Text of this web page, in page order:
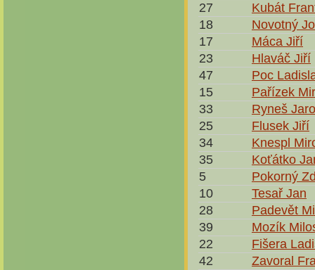
27
Kubát
18
Novotný
17
Máca Jiří
23
Hlaváč Jiří
47
Poc
15
Pařízek
33
Ryneš
25
Flusek Jiří
34
Knespl
35
Koťátko
5
Pokorný
10
Tesař Jan
28
Padevět
39
Mozík
22
Fišera
42
Zavoral